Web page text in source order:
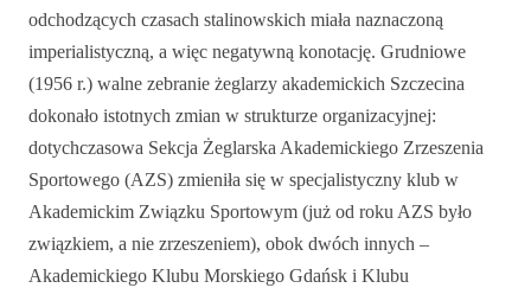
odchodzących czasach stalinowskich miała naznaczoną
imperialistyczną, a więc negatywną konotację. Grudniowe
(1956 r.) walne zebranie żeglarzy akademickich Szczecina
dokonało istotnych zmian w strukturze organizacyjnej:
dotychczasowa Sekcja Żeglarska Akademickiego Zrzeszenia
Sportowego (AZS) zmieniła się w specjalistyczny klub w
Akademickim Związku Sportowym (już od roku AZS było
związkiem, a nie zrzeszeniem), obok dwóch innych –
Akademickiego Klubu Morskiego Gdańsk i Klubu